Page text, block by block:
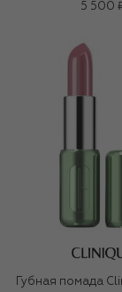
5 500
Губная помада